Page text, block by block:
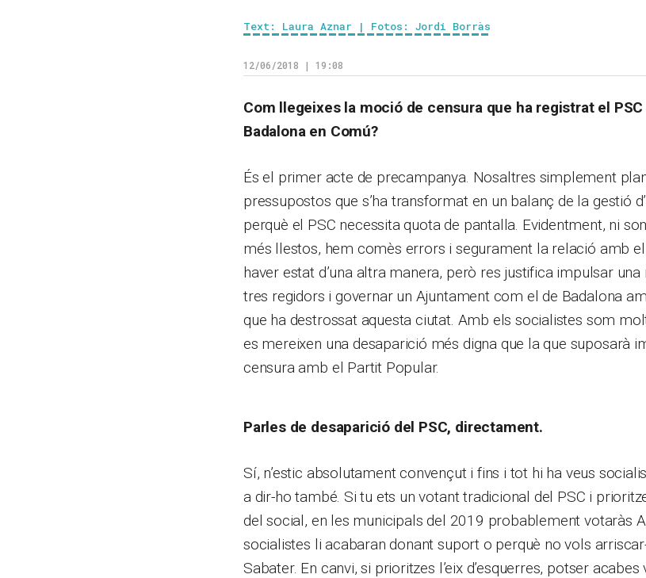
Text: Laura Aznar | Fotos: Jordi Borràs
12/06/2018 | 19:08
Com llegeixes la moció de censura que ha registrat el
Badalona en Comú?
És el primer acte de precampanya. Nosaltres simplement
pressupostos que s’ha transformat en un balanç de la gestió
perquè el PSC necessita quota de pantalla. Evidentment, ni
més llestos, hem comès errors i segurament la relació amb
haver estat d’una altra manera, però res justifica impulsar
tres regidors i governar un Ajuntament com el de Badalona
que ha destrossat aquesta ciutat. Amb els socialistes som
es mereixen una desaparició més digna que la que suposarà
censura amb el Partit Popular.
Parles de desaparició del PSC, directament.
Sí, n’estic absolutament convençut i fins i tot hi ha veus
a dir-ho també. Si tu ets un votant tradicional del PSC i
del social, en les municipals del 2019 probablement votaràs
socialistes li acabaran donant suport o perquè no vols
Sabater. En canvi, si prioritzes l’eix d’esquerres, potser